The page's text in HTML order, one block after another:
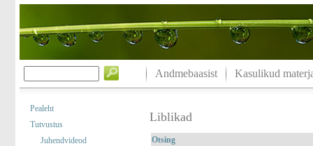
Andmebaasist Kasulikud
Pealeht
Tutvustus
Juhendvideod
Liblikad
Otsing